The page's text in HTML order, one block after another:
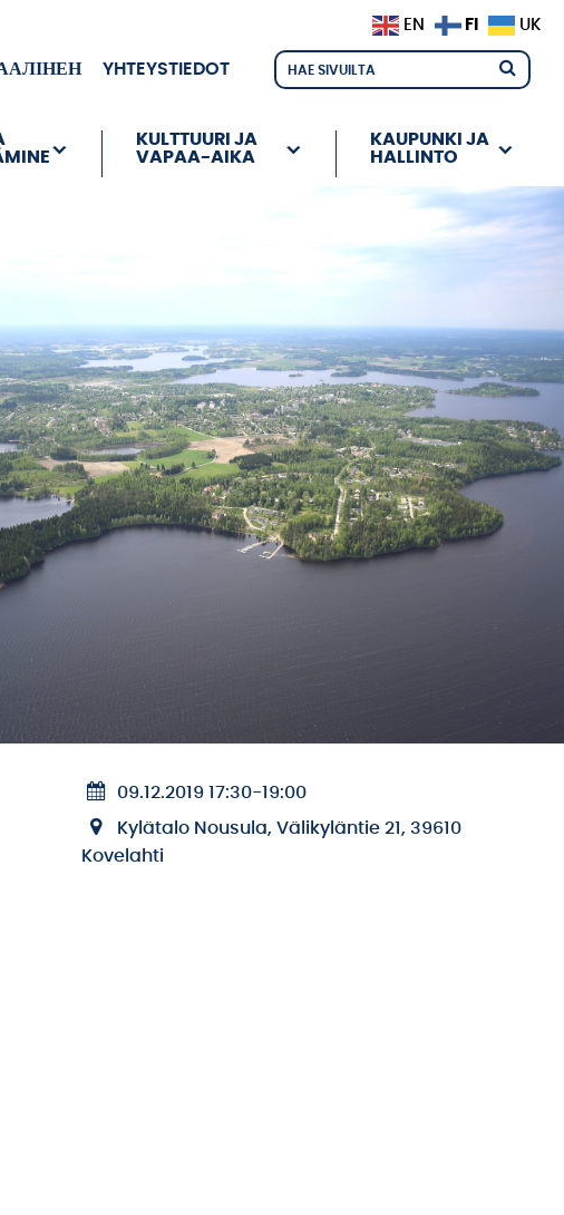
YHTEYSTIEDOT
KULTTUURI JA
VAPAA-AIKA
KAUPUNKI JA
HALLINTO
09.12.2019 17:30-19:00
Kylätalo Nousula, Välikyläntie 21, 39610
Kovelahti
EN FI UK